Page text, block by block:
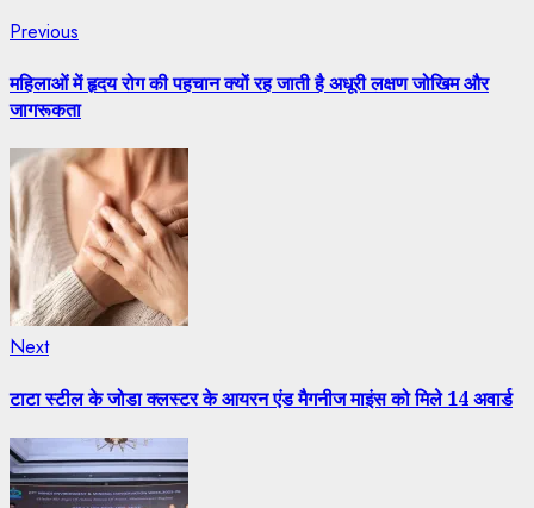
Continue
Reading
Previous
महिलाओं में हृदय रोग की पहचान क्यों रह जाती है अधूरी लक्षण जोखिम और
जागरूकता
NextNext
टाटा स्टील के जोडा क्लस्टर के आयरन एंड मैगनीज माइंस को मिले 14 अवार्ड